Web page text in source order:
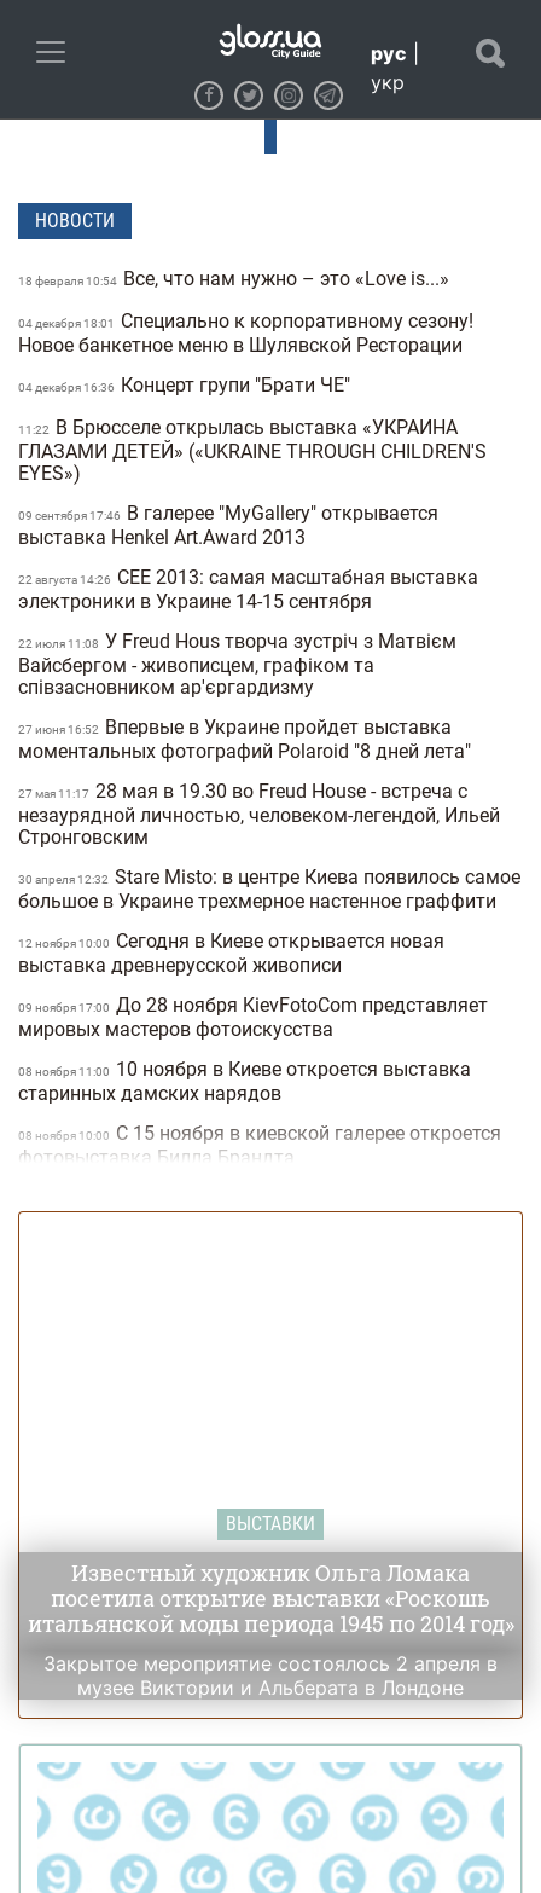
рус
укр
НОВОСТИ
18 февраля 10:54 Все, что нам нужно – это «Love is...»
04 декабря 18:01
Специально к корпоративному сезону!
Новое банкетное меню в Шулявской Ресторации
04 декабря 16:36 Концерт групи "Брати ЧЕ"
11:22
В Брюсселе открылась выставка «УКРАИНА
ГЛАЗАМИ ДЕТЕЙ» («UKRAINE THROUGH CHILDREN'S
EYES»)
09 сентября 17:46
В галерее "MyGallery" открывается
выставка Henkel Art.Award 2013
22 августа 14:26
CEE 2013: самая масштабная выставка
электроники в Украине 14-15 сентября
22 июля 11:08 У Freud Hous творча зустріч з Матвієм
Вайсбергом - живописцем, графіком та
співзасновником ар'єргардизму
27 июня 16:52
Впервые в Украине пройдет выставка
моментальных фотографий Polaroid "8 дней лета"
27 мая 11:17 28 мая в 19.30 во Freud House - встреча с
незаурядной личностью, человеком-легендой, Ильей
Стронговским
30 апреля 12:32 Stare Misto: в центре Киева появилось самое
большое в Украине трехмерное настенное граффити
12 ноября 10:00
Сегодня в Киеве открывается новая
выставка древнерусской живописи
09 ноября 17:00 До 28 ноября KievFotoCom представляет
мировых мастеров фотоискусства
08 ноября 11:00
10 ноября в Киеве откроется выставка
старинных дамских нарядов
08 ноября 10:00
С 15 ноября в киевской галерее откроется
фотовыставка Билла Брандта
сделать из велосипеда
аукцион в истории Украины
ВЫСТАВКИ
Известный художник Ольга Ломака
посетила открытие выставки «Роскошь
итальянской моды периода 1945 по 2014 год»
Закрытое мероприятие состоялось 2 апреля в
музее Виктории и Альберата в Лондоне